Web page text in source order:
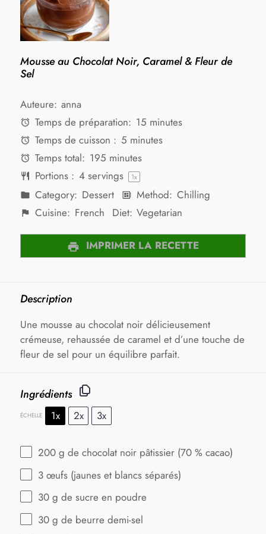
Mousse au Chocolat Noir, Caramel & Fleur de
Sel
Auteure: anna
Temps de préparation: 15 minutes
Temps de cuisson : 5 minutes
Temps total: 195 minutes
Portions : 4servings 1x
Category: Dessert Method: Chilling
Cuisine: French Diet: Vegetarian
IMPRIMER LA RECETTE
Description
Une mousse au chocolat noir délicieusement
crémeuse, rehaussée de caramel et d’une touche de
fleur de sel pour un équilibre parfait.
Ingrédients
ÉCHELLE 1x 2x 3x
200 g de chocolat noir pâtissier (70 % cacao)
3 œufs (jaunes et blancs séparés)
30 g de sucre en poudre
30 g de beurre demi-sel